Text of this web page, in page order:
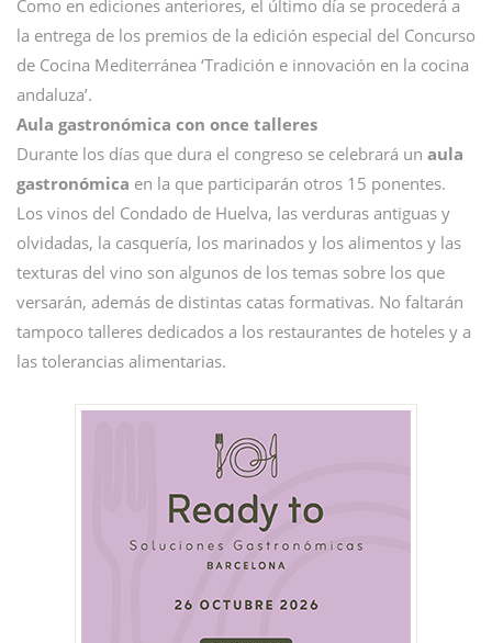
Como en ediciones anteriores, el último día se procederá a
la entrega de los premios de la edición especial del Concurso
de Cocina Mediterránea ‘Tradición e innovación en la cocina
andaluza’.
Aula gastronómica con once talleres
Durante los días que dura el congreso se celebrará un aula
gastronómica en la que participarán otros 15 ponentes.
Los vinos del Condado de Huelva, las verduras antiguas y
olvidadas, la casquería, los marinados y los alimentos y las
texturas del vino son algunos de los temas sobre los que
versarán, además de distintas catas formativas. No faltarán
tampoco talleres dedicados a los restaurantes de hoteles y a
las tolerancias alimentarias.